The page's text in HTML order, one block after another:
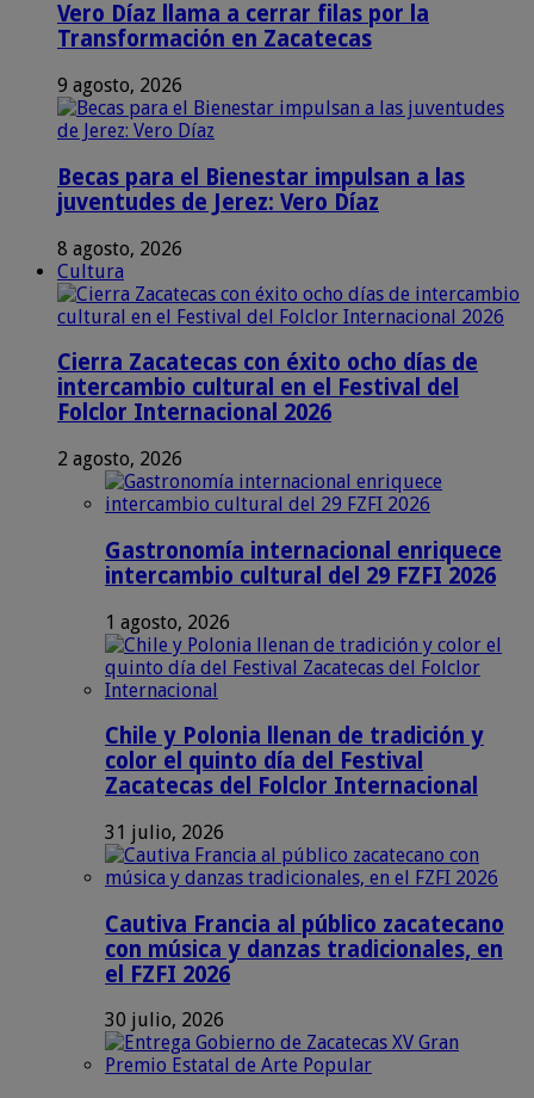
Vero Díaz llama a cerrar filas por la
Transformación en Zacatecas
9 agosto, 2026
Becas para el Bienestar impulsan a las
juventudes de Jerez: Vero Díaz
8 agosto, 2026
Cultura
Cierra Zacatecas con éxito ocho días de
intercambio cultural en el Festival del
Folclor Internacional 2026
2 agosto, 2026
Gastronomía internacional enriquece
intercambio cultural del 29 FZFI 2026
1 agosto, 2026
Chile y Polonia llenan de tradición y
color el quinto día del Festival
Zacatecas del Folclor Internacional
31 julio, 2026
Cautiva Francia al público zacatecano
con música y danzas tradicionales, en
el FZFI 2026
30 julio, 2026